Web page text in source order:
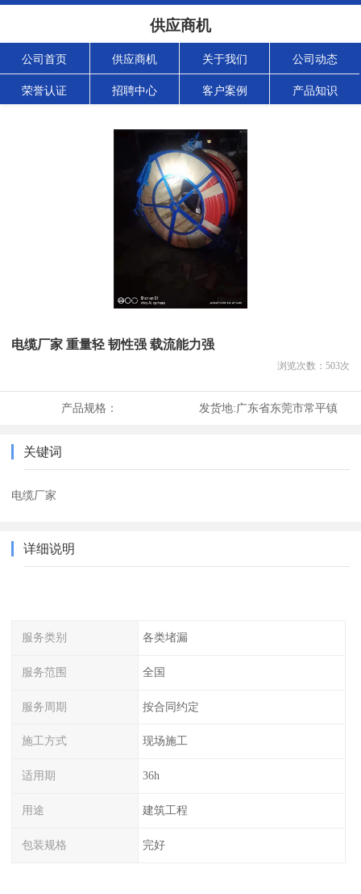
供应商机
公司首页 供应商机 关于我们 公司动态
荣誉认证 招聘中心 客户案例 产品知识
电缆厂家 重量轻 韧性强 载流能力强
浏览次数： 503次
产品规格： 发货地:广东省东莞市常平镇
关键词
电缆厂家
详细说明
服务类别 各类堵漏
服务范围 全国
服务周期 按合同约定
施工方式 现场施工
适用期 36h
用途 建筑工程
包装规格 完好